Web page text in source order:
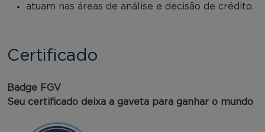
atuam nas áreas de análise e decisão de crédito.
Certificado
Badge FGV
Seu certificado deixa a gaveta para ganhar o mundo